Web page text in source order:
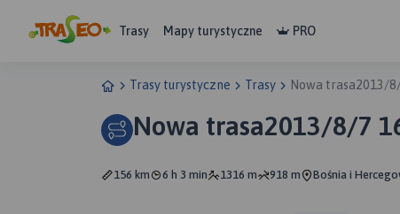
Trasy Mapy turystyczne PRO
Trasy turystyczne Trasy Nowa trasa2013/
Nowa trasa2013/8/7
156 km 6 h 3 min 1316 m 918 m Bośnia i